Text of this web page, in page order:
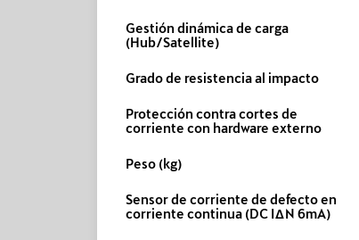
Gestión dinámica de carga
(Hub/Satellite)
Grado de resistencia al impacto
Protección contra cortes de
corriente con hardware externo
Peso (kg)
Sensor de corriente de defecto en
corriente continua (DC IΔN 6mA)